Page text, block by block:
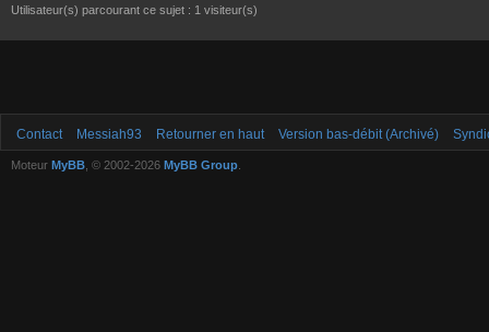
Utilisateur(s) parcourant ce sujet : 1 visiteur(s)
Contact Messiah93 Retourner en haut Version bas-débit (Archivé)
Moteur MyBB , © 2002-2026 MyBB Group